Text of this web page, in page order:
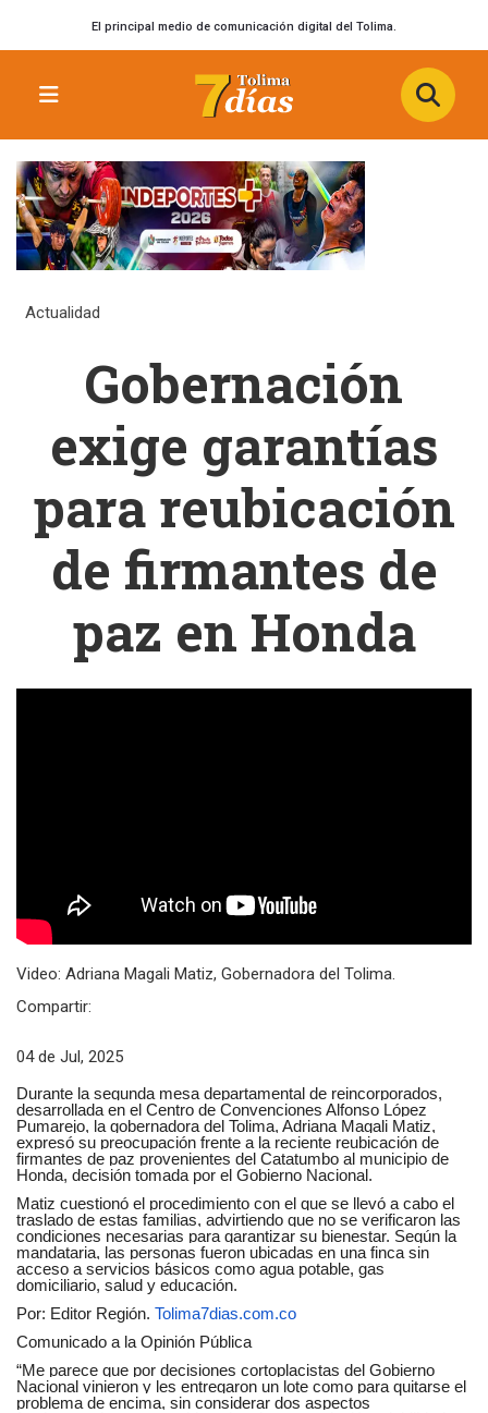
El principal medio de comunicación digital del Tolima.
Actualidad
Gobernación
exige garantías
para reubicación
de firmantes de
paz en Honda
Video: Adriana Magali Matiz, Gobernadora del Tolima.
Compartir:
04 de Jul, 2025
Durante la segunda mesa departamental de reincorporados,
desarrollada en el Centro de Convenciones Alfonso López
Pumarejo, la gobernadora del Tolima, Adriana Magali Matiz,
expresó su preocupación frente a la reciente reubicación de
firmantes de paz provenientes del Catatumbo al municipio de
Honda, decisión tomada por el Gobierno Nacional.
Matiz cuestionó el procedimiento con el que se llevó a cabo el
traslado de estas familias, advirtiendo que no se verificaron las
condiciones necesarias para garantizar su bienestar. Según la
mandataria, las personas fueron ubicadas en una finca sin
acceso a servicios básicos como agua potable, gas
domiciliario, salud y educación.
Por: Editor Región. Tolima7dias.com.co
Comunicado a la Opinión Pública
“Me parece que por decisiones cortoplacistas del Gobierno
Nacional vinieron y les entregaron un lote como para quitarse el
problema de encima, sin considerar dos aspectos